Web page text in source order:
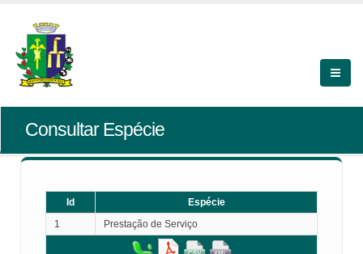
Consultar Espécie
Id
Espécie
1
Prestação de Serviço